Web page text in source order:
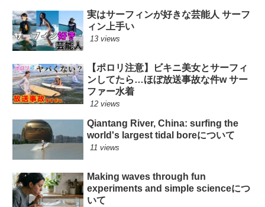
実はサーフィンが好きな芸能人 サーフ
ィン上手い
13 views
【ポロリ注意】ビキニ美女とサーフィ
ンしてたら…ほぼ放送事故な件w サー
ファー水着
12 views
Qiantang River, China: surfing the
world's largest tidal boreについて
11 views
Making waves through fun
experiments and simple scienceにつ
いて